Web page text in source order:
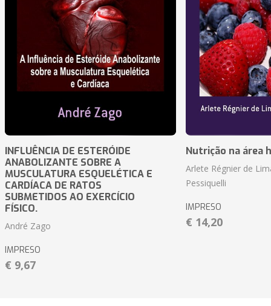
INFLUÊNCIA DE ESTERÓIDE
ANABOLIZANTE SOBRE A
MUSCULATURA ESQUELÉTICA E
CARDÍACA DE RATOS
SUBMETIDOS AO EXERCÍCIO
FÍSICO.
André Zago
IMPRESO
€ 9,67
Nutrição na área
Arlete Régnier de
Pessiquelli
IMPRESO
€ 14,20